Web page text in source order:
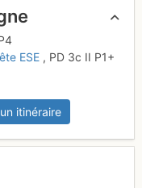
ESE , PD 3c II P1+
itinéraire